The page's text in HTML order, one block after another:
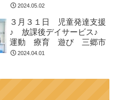
2024.05.02
３月３１日 児童発達支援
♪ 放課後デイサービス♪
運動 療育 遊び 三郷市
2024.04.01